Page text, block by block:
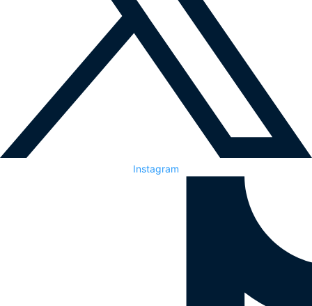
Instagram